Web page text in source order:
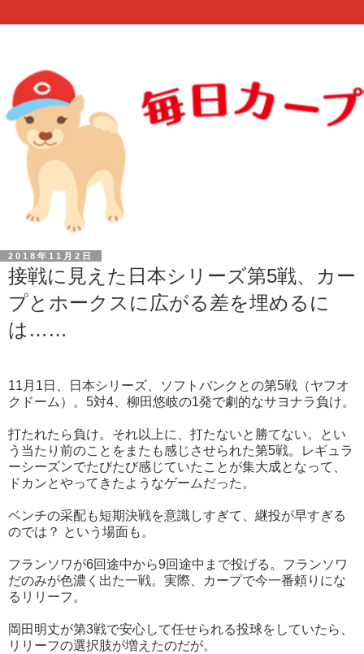
2018年11月2日
接戦に見えた日本シリーズ第5戦、カー
プとホークスに広がる差を埋めるに
は……
11月1日、日本シリーズ、ソフトバンクとの第5戦（ヤフオ
クドーム）。5対4、柳田悠岐の1発で劇的なサヨナラ負け。
打たれたら負け。それ以上に、打たないと勝てない。とい
う当たり前のことをまたも感じさせられた第5戦。レギュラ
ーシーズンでたびたび感じていたことが集大成となって、
ドカンとやってきたようなゲームだった。
ベンチの采配も短期決戦を意識しすぎて、継投が早すぎる
のでは？ という場面も。
フランソワが6回途中から9回途中まで投げる。フランソワ
だのみが色濃く出た一戦。実際、カープで今一番頼りにな
るリリーフ。
岡田明丈が第3戦で安心して任せられる投球をしていたら、
リリーフの選択肢が増えたのだが。